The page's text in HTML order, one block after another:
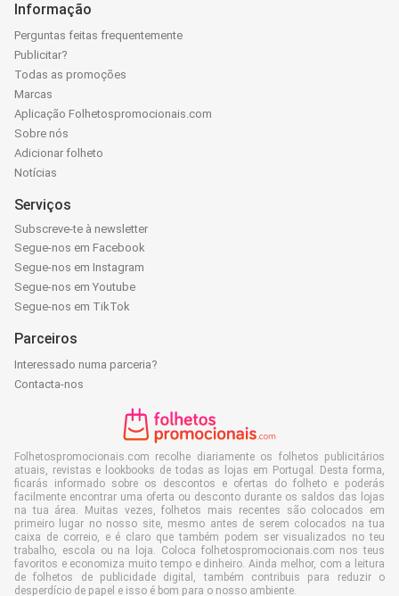
Informação
Perguntas feitas frequentemente
Publicitar?
Todas as promoções
Marcas
Aplicação Folhetospromocionais.com
Sobre nós
Adicionar folheto
Notícias
Serviços
Subscreve-te à newsletter
Segue-nos em Facebook
Segue-nos em Instagram
Segue-nos em Youtube
Segue-nos em TikTok
Parceiros
Interessado numa parceria?
Contacta-nos
Folhetospromocionais.com recolhe diariamente os folhetos publicitários
atuais, revistas e lookbooks de todas as lojas em Portugal. Desta forma,
ficarás informado sobre os descontos e ofertas do folheto e poderás
facilmente encontrar uma oferta ou desconto durante os saldos das lojas
na tua área. Muitas vezes, folhetos mais recentes são colocados em
primeiro lugar no nosso site, mesmo antes de serem colocados na tua
caixa de correio, e é claro que também podem ser visualizados no teu
trabalho, escola ou na loja. Coloca folhetospromocionais.com nos teus
favoritos e economiza muito tempo e dinheiro. Ainda melhor, com a leitura
de folhetos de publicidade digital, também contribuis para reduzir o
desperdício de papel e isso é bom para o nosso ambiente.